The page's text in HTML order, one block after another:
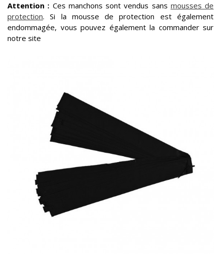
Attention : Ces manchons sont vendus sans mousses de
protection. Si la mousse de protection est également
endommagée, vous pouvez également la commander sur
notre site